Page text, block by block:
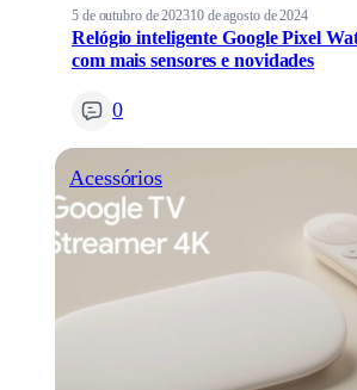
5 de outubro de 202310 de agosto de 2024
Relógio inteligente Google Pixel
com mais sensores e novidades
0
Acessórios